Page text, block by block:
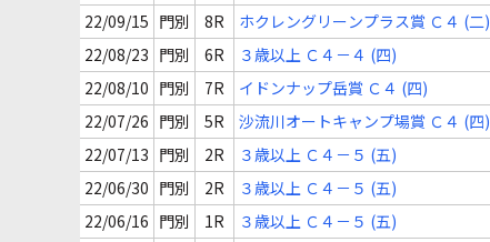
22/09/15 門別 8R ホクレングリーンプラス賞 Ｃ４ (二)
22/08/23 門別 6R ３歳以上 Ｃ４－４ (四)
22/08/10 門別 7R イドンナップ岳賞 Ｃ４ (四)
22/07/26 門別 5R 沙流川オートキャンプ場賞 Ｃ４ (四)
22/07/13 門別 2R ３歳以上 Ｃ４－５ (五)
22/06/30 門別 2R ３歳以上 Ｃ４－５ (五)
22/06/16 門別 1R ３歳以上 Ｃ４－５ (五)